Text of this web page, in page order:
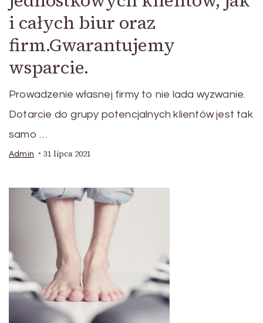
i całych biur oraz
firm.Gwarantujemy
wsparcie.
Prowadzenie własnej firmy to nie lada wyzwanie.
Dotarcie do grupy potencjalnych klientów jest tak
samo …
Admin 31 lipca 2021